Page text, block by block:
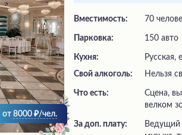
от 8000 /чел.
Вместимость: 70
Парковка: 150 авто
Кухня:
Русская,
Свой алкоголь:
Нельзя
Что есть:
сцена, выездная регистрация,
велком
За доп. плату:
ведущий (шоу-программа), живая